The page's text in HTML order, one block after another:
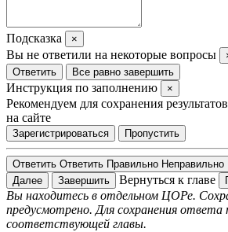
Подсказка ×
Вы не ответили на некоторые вопросы
Ответить
Все равно завершить
Инструкция по заполнению ×
Рекомендуем для сохранения
на сайте
Зарегистрироваться Пропустить
Ответить Ответить Правильно Неправильно
Далее
Завершить Вернуться к главе
Вы находитесь в отдельном ЦОРе.
предусмотрено. Для сохранения ответа
соответствующей главы.